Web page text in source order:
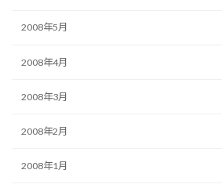
2008年5月
2008年4月
2008年3月
2008年2月
2008年1月